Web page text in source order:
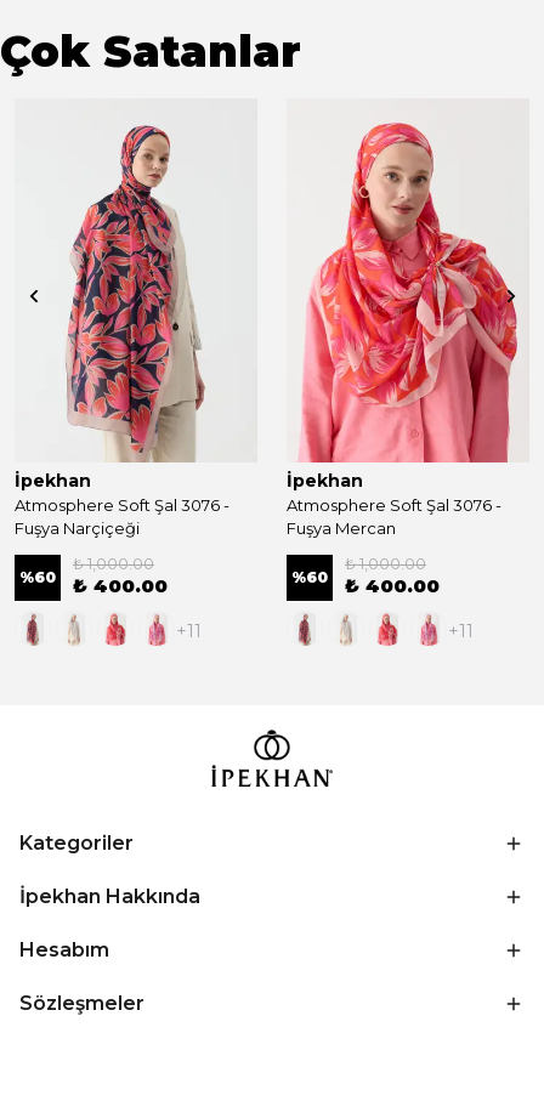
Çok Satanlar
İpekhan
Atmosphere Soft Şal 3076 -
Fuşya Narçiçeği
%60
₺ 1,000.00
₺ 400.00
+11
İpekhan
Atmosphere Soft Şal 3076 -
Fuşya Mercan
%60
₺ 1,000.00
₺ 400.00
+11
Kategoriler
İpekhan Hakkında
Hesabım
Sözleşmeler